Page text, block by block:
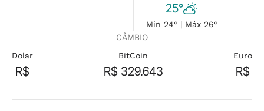
25°
Min 24° | Máx 26°
CÂMBIO
Dolar
R$
BitCoin
R$ 329.643
Euro
R$